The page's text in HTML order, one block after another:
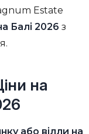
Estate
Балі 2026 з
на
або вілли на